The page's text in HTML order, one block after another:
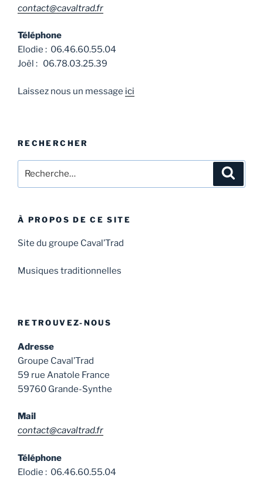
contact@cavaltrad.fr
Téléphone
Elodie : 06.46.60.55.04
Joël : 06.78.03.25.39
Laissez nous un message ici
RECHERCHER
pour
À PROPOS DE CE SITE
Site du groupe Caval’Trad
Musiques traditionnelles
RETROUVEZ-NOUS
Adresse
Groupe Caval’Trad
59 rue Anatole France
59760 Grande-Synthe
Mail
contact@cavaltrad.fr
Téléphone
Elodie : 06.46.60.55.04